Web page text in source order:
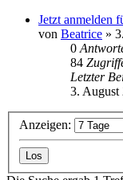
Jetzt anmelden
von Beatrice »
0
84
Letzter
3. August
Anzeigen: